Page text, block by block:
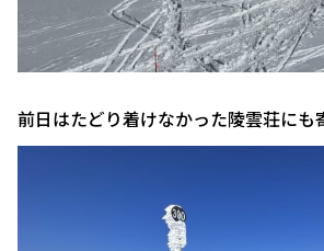
前日はたどり着けなかった陵雲荘にも